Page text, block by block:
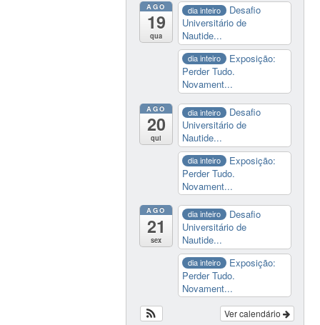
AGO
19
qua
dia inteiro
Desafio
Universitário de
Nautide...
dia inteiro
Exposição:
Perder Tudo.
Novament...
AGO
20
qui
dia inteiro
Desafio
Universitário de
Nautide...
dia inteiro
Exposição:
Perder Tudo.
Novament...
AGO
21
sex
dia inteiro
Desafio
Universitário de
Nautide...
dia inteiro
Exposição:
Perder Tudo.
Novament...
Ver calendário